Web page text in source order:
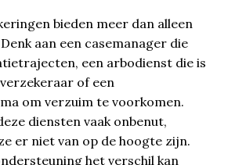
bieden meer dan alleen
aan een casemanager die
een arbodienst die is
of een
om verzuim te voorkomen.
diensten vaak onbenut,
er niet van op de hoogte zijn.
het verschil kan